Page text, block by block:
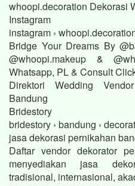
whoopi.decoration Dekorasi
Instagram
instagram ›
Bridge Your Dreams By
@whoopi.makeup &
Whatsapp, PL & Consult
Direktori Wedding
Bandung
Bridestory
bridestory › bandung ›
jasa dekorasi pernikahan
Daftar vendor dekorator
menyediakan jasa
tradisional, internasional,